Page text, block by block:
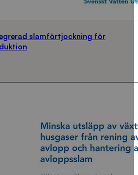
slamförtjockning för